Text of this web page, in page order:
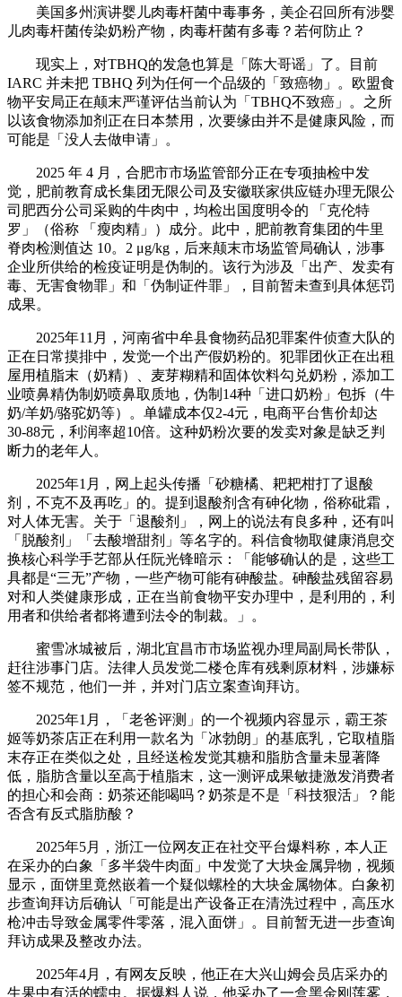
美国多州演讲婴儿肉毒杆菌中毒事务，美企召回所有涉婴
儿肉毒杆菌传染奶粉产物，肉毒杆菌有多毒？若何防止？
现实上，对TBHQ的发急也算是「陈大哥谣」了。目前
IARC 并未把 TBHQ 列为任何一个品级的「致癌物」。欧盟食
物平安局正在颠末严谨评估当前认为「TBHQ不致癌」。之所
以该食物添加剂正在日本禁用，次要缘由并不是健康风险，而
可能是「没人去做申请」。
2025 年 4 月，合肥市市场监管部分正在专项抽检中发
觉，肥前教育成长集团无限公司及安徽联家供应链办理无限公
司肥西分公司采购的牛肉中，均检出国度明令的 「克伦特
罗」（俗称 「瘦肉精」）成分。此中，肥前教育集团的牛里
脊肉检测值达 10。2 μg/kg，后来颠末市场监管局确认，涉事
企业所供给的检疫证明是伪制的。该行为涉及「出产、发卖有
毒、无害食物罪」和「伪制证件罪」，目前暂未查到具体惩罚
成果。
2025年11月，河南省中牟县食物药品犯罪案件侦查大队的
正在日常摸排中，发觉一个出产假奶粉的。犯罪团伙正在出租
屋用植脂末（奶精）、麦芽糊精和固体饮料勾兑奶粉，添加工
业喷鼻精伪制奶喷鼻取质地，伪制14种「进口奶粉」包拆（牛
奶/羊奶/骆驼奶等）。单罐成本仅2-4元，电商平台售价却达
30-88元，利润率超10倍。这种奶粉次要的发卖对象是缺乏判
断力的老年人。
2025年1月，网上起头传播「砂糖橘、耙耙柑打了退酸
剂，不克不及再吃」的。提到退酸剂含有砷化物，俗称砒霜，
对人体无害。关于「退酸剂」，网上的说法有良多种，还有叫
「脱酸剂」「去酸增甜剂」等名字的。科信食物取健康消息交
换核心科学手艺部从任阮光锋暗示：「能够确认的是，这些工
具都是“三无”产物，一些产物可能有砷酸盐。砷酸盐残留容易
对和人类健康形成，正在当前食物平安办理中，是利用的，利
用者和供给者都将遭到法令的制裁。」。
蜜雪冰城被后，湖北宜昌市市场监视办理局副局长带队，
赶往涉事门店。法律人员发觉二楼仓库有残剩原材料，涉嫌标
签不规范，他们一并，并对门店立案查询拜访。
2025年1月，「老爸评测」的一个视频内容显示，霸王茶
姬等奶茶店正在利用一款名为「冰勃朗」的基底乳，它取植脂
末存正在类似之处，且经送检发觉其糖和脂肪含量未显著降
低，脂肪含量以至高于植脂末，这一测评成果敏捷激发消费者
的担心和会商：奶茶还能喝吗？奶茶是不是「科技狠活」？能
否含有反式脂肪酸？
2025年5月，浙江一位网友正在社交平台爆料称，本人正
在采办的白象「多半袋牛肉面」中发觉了大块金属异物，视频
显示，面饼里竟然嵌着一个疑似螺栓的大块金属物体。白象初
步查询拜访后确认「可能是出产设备正在清洗过程中，高压水
枪冲击导致金属零件零落，混入面饼」。目前暂无进一步查询
拜访成果及整改办法。
2025年4月，有网友反映，他正在大兴山姆会员店采办的
生果中有活的蠕虫。据爆料人说，他采办了一盒黑金刚莲雾，